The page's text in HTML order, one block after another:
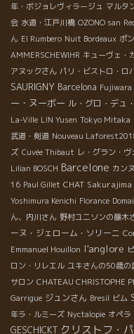
年・ボジョレヴィラージュ マルタ
会 水道・江戸川橋 OZONO san
ん El Rumbero Nuit Bordeaux ポ
AMMERSCHEWIHR キューヴェ・
アヌックさん パリ・ビストロ・ロ
SAURIGNY Barcelona Fujiwara
ー・ヌーボー ル・グロ・デュ
La-Ville LIN Yusen Tokyo Mitaka
武道・剣道 Nouveau
ズ Cuvée Thibaut レ・グラン・ヴ
Lilian BOSCH Barcelone カンヌ
16 Paul Gillet CHAT Sakurajima
Yoshimura Kenichi Florance
ん、内川さん 野村ユニソンの藤木
ーヌ・ジェローム・ソリーニ
Emmanuel Houillon l'anglore
ロン・リレエル ユキさんの50歳の
サロン CHATEAU CHRISTOPHE
Garrigue ジュンさん Bresil ビム
年ラ・ルミーズ Nyctalopie オペラ
GESCHICKT クリストフ・